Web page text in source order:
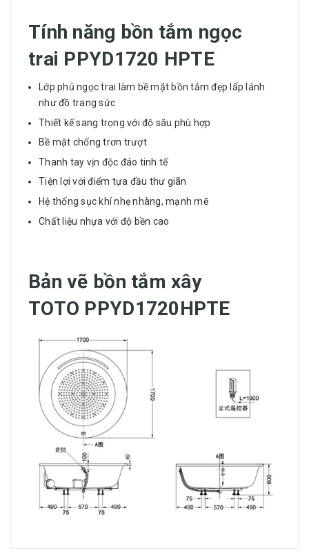
Tính năng bồn tắm ngọc
trai PPYD1720 HPTE
Lớp phủ ngọc trai làm bề mặt bồn tắm đẹp lấp lánh
như đồ trang sức
Thiết kế sang trọng với độ sâu phù hợp
Bề mặt chống trơn trượt
Thanh tay vịn độc đáo tinh tế
Tiện lợi với điểm tựa đầu thư giãn
Hệ thống sục khí nhẹ nhàng, mạnh mẽ
Chất liệu nhựa với độ bền cao
Bản vẽ bồn tắm xây
TOTO PPYD1720HPTE